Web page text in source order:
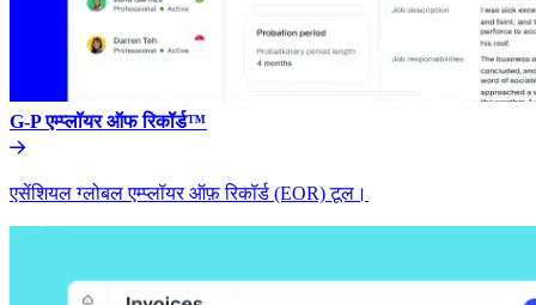
G-P एम्प्लॉयर ऑफ रिकॉर्ड™​​
एसेंशियल ग्लोबल एम्प्लॉयर ऑफ़ रिकॉर्ड (EOR) टूल।​​